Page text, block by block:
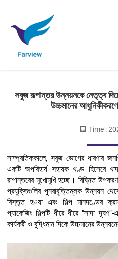
সবুজ রূপান্তর উন্নয়নকে নেতৃত্ব
উচ্চমানের
Time :
সাম্প্রতিককালে, সবুজ ভোগের ধারণার
একটি অপরিহার্য সহায়ক খণ্ড হিসেবে
রূপান্তরের মুখোমুখি হচ্ছে। বিঘ্নিত
প্রযুক্তিগুলির পুনরাবৃত্তিমূলক উন্নয়ন
বিস্তৃত হওয়া এবং শিল্প মানদণ্ডের
প্যাকেজিং শিল্পটি ধীরে ধীরে "সাদা
কার্যকরী ও বুদ্ধিমান দিকে উচ্চমানের